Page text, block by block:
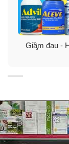
cúm, đau đầu,
Steroid chất
của các bác sĩ
nhanh, có tác
Giầ̡m đau -